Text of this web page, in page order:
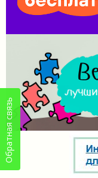
Обратная связь